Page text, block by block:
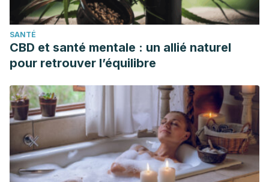
function and human reproductive health. Endocrine
Reviews. https://doi.org/10.1210/er.2009-0041
Brown, K., & Arthur, J. (2008). Selenium, selenoproteins
and human health: a review. Public Health Nutrition.
https://doi.org/10.1079/phn2001143
Pedreros, Nicolás. (2016).Beneficios del consumo de
crucíferas en la salud humana.
https://www.researchgate.net/publication/
Clínica Mayo. https://www.mayoclinic.org/es-es/diseases-
conditions/hypothyroidism/expert-
SANTÉ
CBD et santé mentale : un allié naturel
pour retrouver l’équilibre